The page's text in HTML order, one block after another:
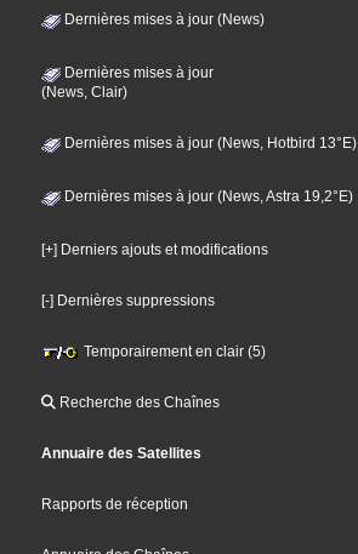
Dernières mises à jour (News)
Dernières mises à jour
(News, Clair)
Dernières mises à jour (News, Hotbird 13°E)
Dernières mises à jour (News, Astra 19,2°E)
[+] Derniers ajouts et modifications
[-] Dernières suppressions
Temporairement en clair (5)
Recherche des Chaînes
Annuaire des Satellites
Rapports de réception